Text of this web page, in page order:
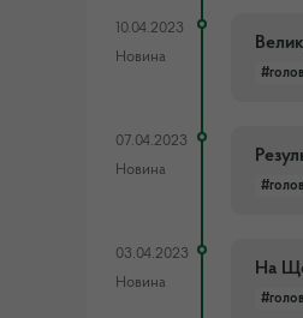
10.04.2023
Новина
07.04.2023
Новина
03.04.2023
Новина
На